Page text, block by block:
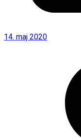
14. maj 2020